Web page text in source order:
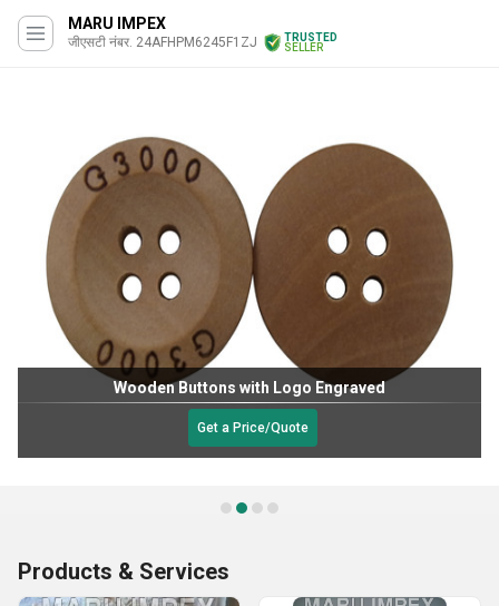
MARU IMPEX
जीएसटी नंबर. 24AFHPM6245F1ZJ
TRUSTED
SELLER
Wooden Buttons with Logo Engraved
Get a Price/Quote
Products & Services